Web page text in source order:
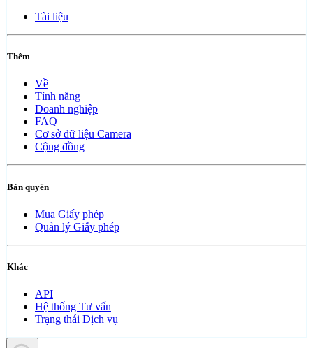
Tài liệu
Thêm
Về
Tính năng
Doanh nghiệp
FAQ
Cơ sở dữ liệu Camera
Cộng đồng
Bản quyền
Mua Giấy phép
Quản lý Giấy phép
Khác
API
Hệ thống Tư vấn
Trạng thái Dịch vụ